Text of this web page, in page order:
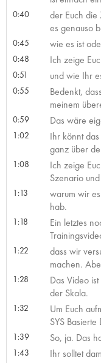
0:40
der Euch die
es genauso
0:45 wie es ist
0:48 Ich zeige
0:51 und wie Ihr
0:55
Bedenkt,
meinem
0:59 Das wäre
1:02
Ihr könnt
ganz über
1:08
Ich zeige
Szenario
1:13
warum wir
hab.
1:18
Ein letztes
1:22
dass wir
machen.
1:28
Das Video
der Skala.
1:32
Um Euch
SYS
1:39 So, ja. Das
1:43
Ihr solltet